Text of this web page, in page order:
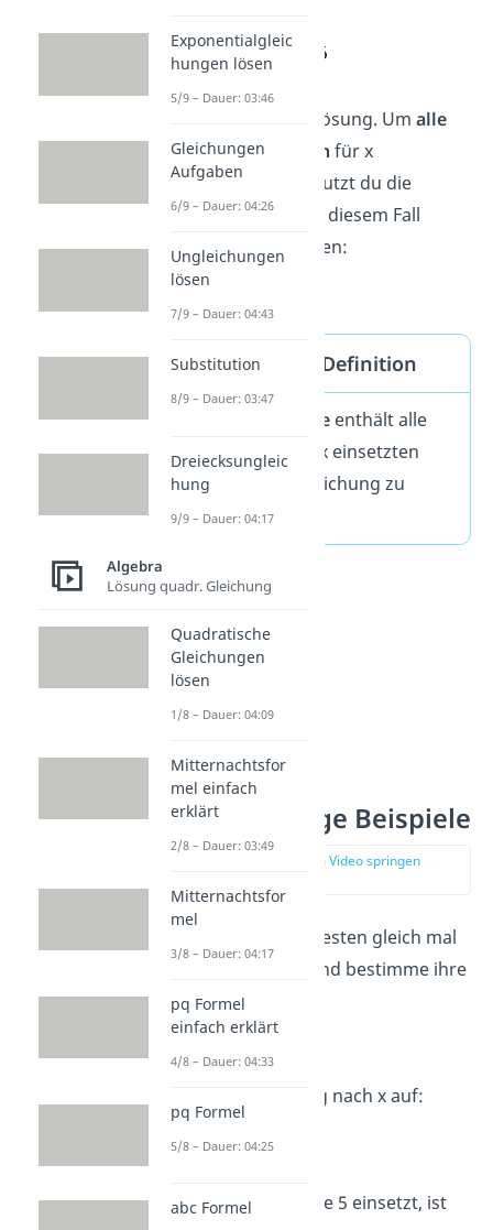
Die 3 ist also deine Lösung. Umalle
möglichen Lösungen für x
aufzuschreiben, benutzt du die
Lösungsmenge
. In diesem Fall
würde sie so aussehen:
Lösungsmenge Definition
Lösungsmenge enthält alle
Zahlen, die du für x einsetzten
kannst, um die Gleichung zu
lösen.
Lösungsmenge Beispiele
zur Stelle im Video springen
Schau dir dazu am besten gleich mal
diese Beispiele an, und bestimme ihre
Lösungen:
Löse diese Gleichung nach x auf:
Nur wenn du für x die 5 einsetzt, ist
Exponentialgleic
hungen lösen
5/9 – Dauer: 03:46
Gleichungen
Aufgaben
6/9 – Dauer: 04:26
Ungleichungen
lösen
7/9 – Dauer: 04:43
Substitution
8/9 – Dauer: 03:47
Dreiecksungleic
hung
9/9 – Dauer: 04:17
Algebra
Lösung quadr. Gleichung
Quadratische
Gleichungen
lösen
1/8 – Dauer: 04:09
Mitternachtsfor
mel einfach
erklärt
2/8 – Dauer: 03:49
Mitternachtsfor
mel
3/8 – Dauer: 04:17
pq Formel
einfach erklärt
4/8 – Dauer: 04:33
pq Formel
5/8 – Dauer: 04:25
abc Formel